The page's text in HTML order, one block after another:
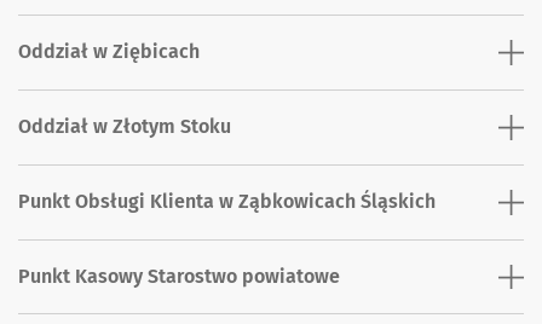
Oddział w Ziębicach
Oddział w Złotym Stoku
Punkt Obsługi Klienta w Ząbkowicach Śląskich
Punkt Kasowy Starostwo powiatowe